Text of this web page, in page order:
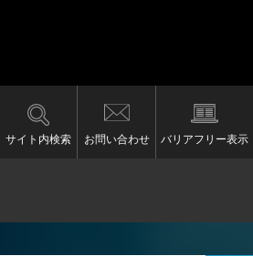
サイト内検索 お問い合わせ バリアフリー表示